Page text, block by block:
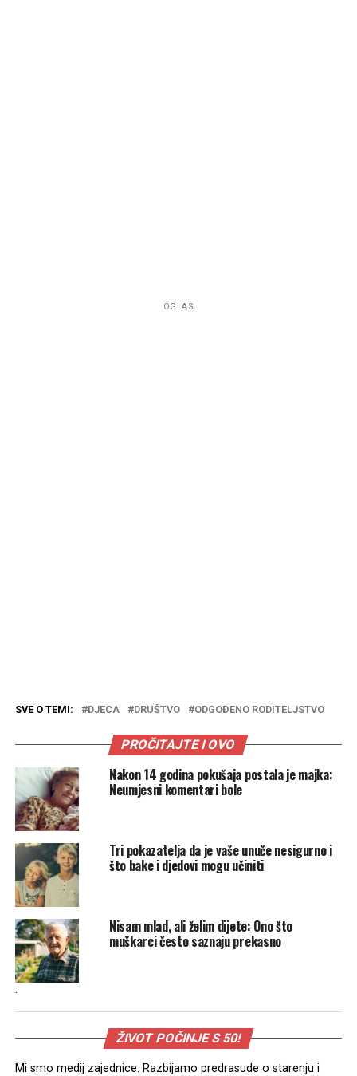
OGLAS
SVE O TEMI: DJECA DRUŠTVO ODGOĐENO RODITELJSTVO
PROČITAJTE I OVO
Nakon 14 godina pokušaja postala je majka:
Neumjesni komentari bole
Tri pokazatelja da je vaše unuče nesigurno i
što bake i djedovi mogu učiniti
Nisam mlad, ali želim dijete: Ono što
muškarci često saznaju prekasno
.
ŽIVOT POČINJE S 50!
Mi smo medij zajednice. Razbijamo predrasude o starenju i